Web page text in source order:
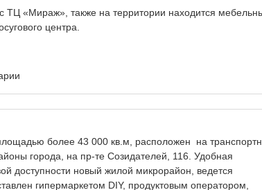
«Мираж», также на территории находится
центра.
более 43 000 кв.м, расположен на
города, на пр-те Созидателей, 116. Удобная
доступности новый жилой микрорайон, ведется
гипермаркетом DIY, продуктовым оператором,